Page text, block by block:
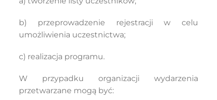
b) przeprowadzenie rejestracji w celu
umożliwienia uczestnictwa;
c) realizacja programu.
W przypadku organizacji wydarzenia
przetwarzane mogą być: